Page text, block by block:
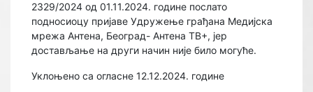
2329/2024 од 01.11.2024. године послато
подносиоцу пријаве Удружење грађана Медијска
мрежа Антена, Београд- Антена ТВ+, јер
достављање на други начин није било могуће.
Уклоњено са огласне 12.12.2024. године